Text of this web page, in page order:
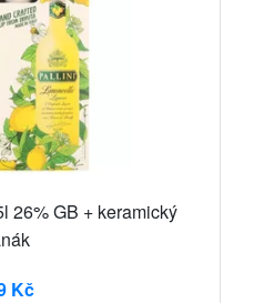
26% GB + keramický
Kč